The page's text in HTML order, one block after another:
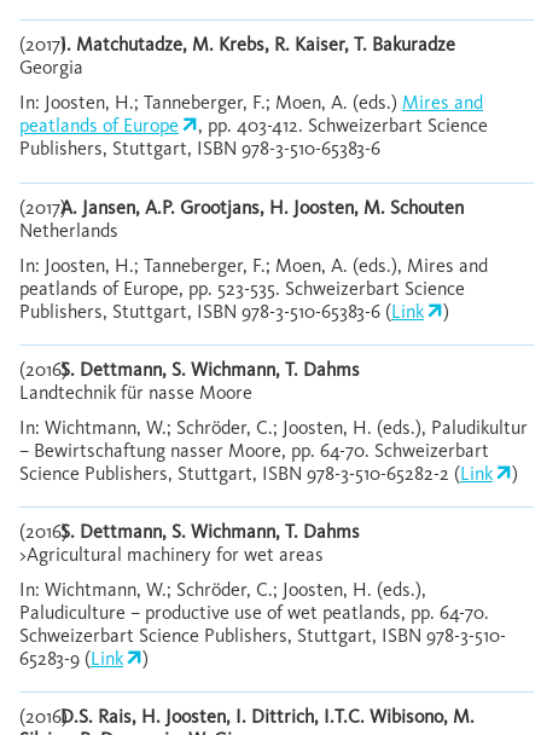
(2017)I. Matchutadze, M. Krebs, R. Kaiser, T. Bakuradze
Georgia
In: Joosten, H.; Tanneberger, F.; Moen, A. (eds.) Mires and
peatlands of Europe
, pp. 403-412. Schweizerbart Science
Publishers, Stuttgart, ISBN 978-3-510-65383-6
(2017)A. Jansen, A.P. Grootjans, H. Joosten, M. Schouten
Netherlands
In: Joosten, H.; Tanneberger, F.; Moen, A. (eds.), Mires and
peatlands of Europe, pp. 523-535. Schweizerbart Science
Publishers, Stuttgart, ISBN 978-3-510-65383-6 (Link )
(2016)S. Dettmann, S. Wichmann, T. Dahms
Landtechnik für nasse Moore
In: Wichtmann, W.; Schröder, C.; Joosten, H. (eds.), Paludikultur
– Bewirtschaftung nasser Moore, pp. 64-70. Schweizerbart
Science Publishers, Stuttgart, ISBN 978-3-510-65282-2 (Link )
(2016)S. Dettmann, S. Wichmann, T. Dahms
>Agricultural machinery for wet areas
In: Wichtmann, W.; Schröder, C.; Joosten, H. (eds.),
Paludiculture – productive use of wet peatlands, pp. 64-70.
Schweizerbart Science Publishers, Stuttgart, ISBN 978-3-510-
65283-9 (Link )
(2016)D.S. Rais, H. Joosten, I. Dittrich, I.T.C. Wibisono, M.